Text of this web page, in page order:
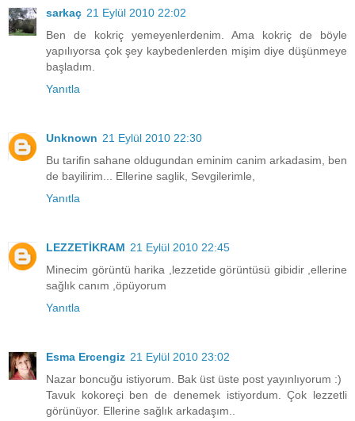
sarkaç 21 Eylül 2010 22:02
Ben de kokriç yemeyenlerdenim. Ama kokriç de böyle
yapılıyorsa çok şey kaybedenlerden mişim diye düşünmeye
başladım.
Yanıtla
Unknown 21 Eylül 2010 22:30
Bu tarifin sahane oldugundan eminim canim arkadasim, ben
de bayilirim... Ellerine saglik, Sevgilerimle,
Yanıtla
LEZZETİKRAM 21 Eylül 2010 22:45
Minecim görüntü harika ,lezzetide görüntüsü gibidir ,ellerine
sağlık canım ,öpüyorum
Yanıtla
Esma Ercengiz 21 Eylül 2010 23:02
Nazar boncuğu istiyorum. Bak üst üste post yayınlıyorum :)
Tavuk kokoreçi ben de denemek istiyordum. Çok lezzetli
görünüyor. Ellerine sağlık arkadaşım..